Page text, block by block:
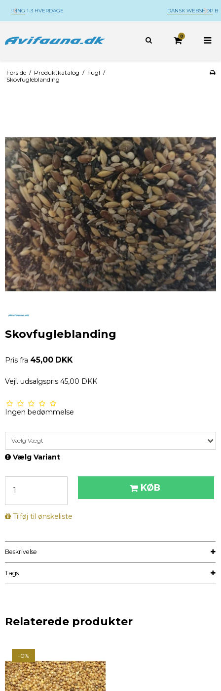
DANSK WEBSHOP BELIGGENDE PÅ DJURSLAND
0
Forside / Produktkatalog / Fugl /
Skovfugleblanding
Skovfugleblanding
Pris fra 45,00 DKK
Vejl. udsalgspris 45,00 DKK
Ingen bedømmelse
Vælg Vægt
Vælg Variant
KØB
Tilføj til ønskeliste
Beskrivelse
Tags
Relaterede produkter
-0%